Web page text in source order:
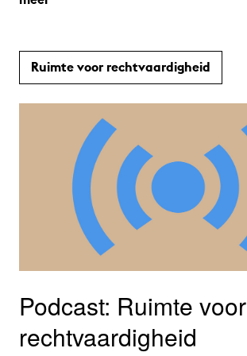
Ruimte voor rechtvaardigheid
Podcast: Ruimte voor
rechtvaardigheid